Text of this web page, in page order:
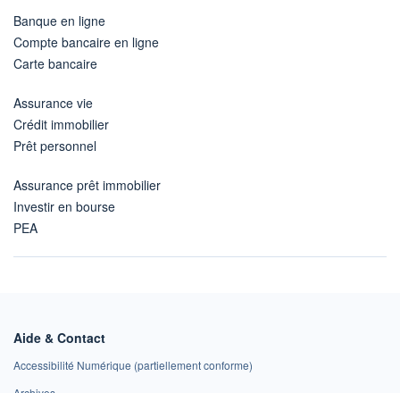
Banque en ligne
Compte bancaire en ligne
Carte bancaire
Assurance vie
Crédit immobilier
Prêt personnel
Assurance prêt immobilier
Investir en bourse
PEA
Aide & Contact
Accessibilité Numérique (partiellement conforme)